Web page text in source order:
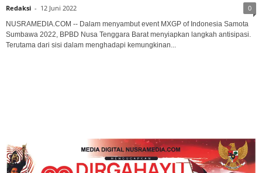
Redaksi - 12 Juni 2022 0
NUSRAMEDIA.COM -- Dalam menyambut event MXGP of Indonesia Samota
Sumbawa 2022, BPBD Nusa Tenggara Barat menyiapkan langkah antisipasi.
Terutama dari sisi dalam menghadapi kemungkinan...